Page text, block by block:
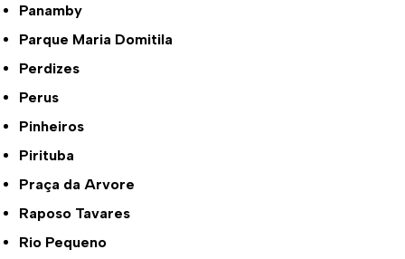
Panamby
Parque Maria Domitila
Perdizes
Perus
Pinheiros
Pirituba
Praça da Arvore
Raposo Tavares
Rio Pequeno